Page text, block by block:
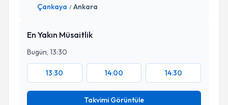
Çankaya / Ankara
En Yakın Müsaitlik
Bugün, 13:30
13:30 14:00 14:30
Takvimi Görüntüle